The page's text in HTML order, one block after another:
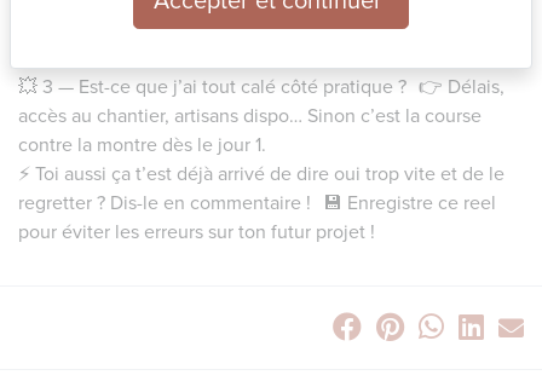
parce que “ce n’est pas ce que j’avais en tête” = retour à la
💥 3 — Est-ce que j’ai tout calé côté pratique ? 👉 Délais,
accès au chantier, artisans dispo… Sinon c’est la course
contre la montre dès le jour 1.
⚡ Toi aussi ça t’est déjà arrivé de dire oui trop vite et de le
regretter ? Dis-le en commentaire ! 💾 Enregistre ce reel
pour éviter les erreurs sur ton futur projet !